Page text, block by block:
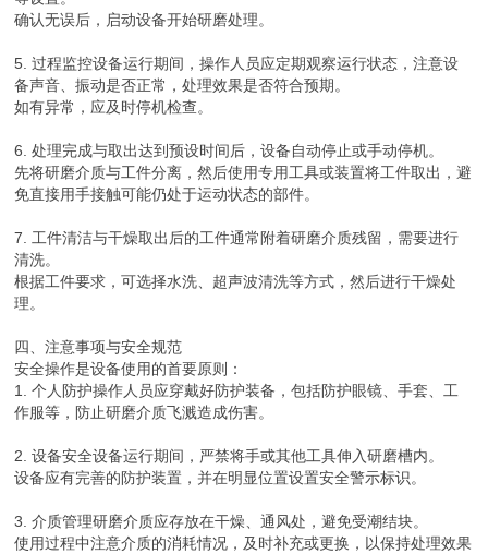
确认无误后，启动设备开始研磨处理。
5. 过程监控设备运行期间，操作人员应定期观察运行状态，注意设
备声音、振动是否正常，处理效果是否符合预期。
如有异常，应及时停机检查。
6. 处理完成与取出达到预设时间后，设备自动停止或手动停机。
先将研磨介质与工件分离，然后使用专用工具或装置将工件取出，避
免直接用手接触可能仍处于运动状态的部件。
7. 工件清洁与干燥取出后的工件通常附着研磨介质残留，需要进行
清洗。
根据工件要求，可选择水洗、超声波清洗等方式，然后进行干燥处
理。
四、注意事项与安全规范
安全操作是设备使用的首要原则：
1. 个人防护操作人员应穿戴好防护装备，包括防护眼镜、手套、工
作服等，防止研磨介质飞溅造成伤害。
2. 设备安全设备运行期间，严禁将手或其他工具伸入研磨槽内。
设备应有完善的防护装置，并在明显位置设置安全警示标识。
3. 介质管理研磨介质应存放在干燥、通风处，避免受潮结块。
使用过程中注意介质的消耗情况，及时补充或更换，以保持处理效果